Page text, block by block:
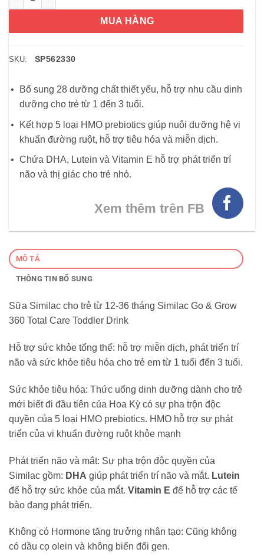
MUA HÀNG
SKU: SP562330
Bổ sung 28 dưỡng chất thiết yếu, hỗ trợ nhu cầu dinh
dưỡng cho trẻ từ 1 đến 3 tuổi.
Kết hợp 5 loại HMO prebiotics giúp nuôi dưỡng hệ vi
khuẩn đường ruột, hỗ trợ tiêu hóa và miễn dịch.
Chứa DHA, Lutein và Vitamin E hỗ trợ phát triển trí
não và thị giác cho trẻ nhỏ.
Xem thêm trên FB
MÔ TẢ
THÔNG TIN BỔ SUNG
Sữa Similac cho trẻ từ 12-36 tháng Similac Go & Grow
360 Total Care Toddler Drink
Hỗ trợ sức khỏe tổng thể: hỗ trợ miễn dịch, phát triển trí
não và sức khỏe tiêu hóa cho trẻ em từ 1 tuổi đến 3 tuổi.
Sức khỏe tiêu hóa: Thức uống dinh dưỡng dành cho trẻ
mới biết đi đầu tiên của Hoa Kỳ có sự pha trộn độc
quyền của 5 loại HMO prebiotics. HMO hỗ trợ sự phát
triển của vi khuẩn đường ruột khỏe mạnh
Phát triển não và mắt: Sự pha trộn độc quyền của
Similac gồm: DHA giúp phát triển trí não và mắt. Lutein
để hỗ trợ sức khỏe của mắt. Vitamin E để hỗ trợ các tế
bào đang phát triển.
Không có Hormone tăng trưởng nhân tạo: Cũng không
có dầu cọ olein và không biến đổi gen.